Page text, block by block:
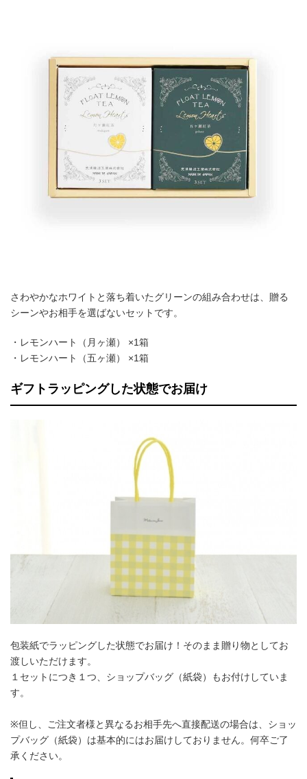
さわやかなホワイトと落ち着いたグリーンの組み合わせは、贈る
シーンやお相手を選ばないセットです。
・レモンハート（月ヶ瀬） ×1箱
・レモンハート（五ヶ瀬） ×1箱
ギフトラッピングした状態でお届け
包装紙でラッピングした状態でお届け！そのまま贈り物としてお
渡しいただけます。
１セットにつき１つ、ショップバッグ（紙袋）もお付けしていま
す。
※但し、ご注文者様と異なるお相手先へ直接配送の場合は、ショッ
プバッグ（紙袋）は基本的にはお届けしておりません。何卒ご了
承ください。